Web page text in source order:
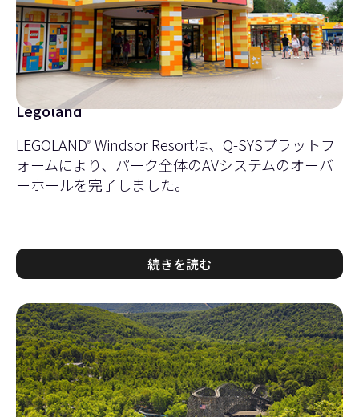
Legoland
LEGOLAND® Windsor Resortは、Q-SYSプラットフ
ォームにより、パーク全体のAVシステムのオーバ
ーホールを完了しました。
続きを読む